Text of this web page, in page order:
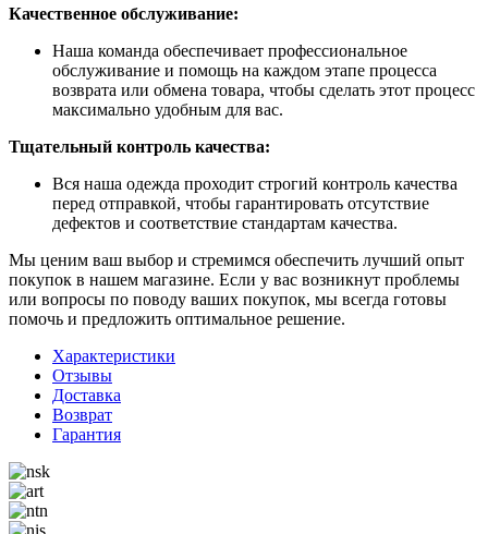
Качественное обслуживание:
Наша команда обеспечивает профессиональное
обслуживание и помощь на каждом этапе процесса
возврата или обмена товара, чтобы сделать этот процесс
максимально удобным для вас.
Тщательный контроль качества:
Вся наша одежда проходит строгий контроль качества
перед отправкой, чтобы гарантировать отсутствие
дефектов и соответствие стандартам качества.
Мы ценим ваш выбор и стремимся обеспечить лучший опыт
покупок в нашем магазине. Если у вас возникнут проблемы
или вопросы по поводу ваших покупок, мы всегда готовы
помочь и предложить оптимальное решение.
Характеристики
Отзывы
Доставка
Возврат
Гарантия